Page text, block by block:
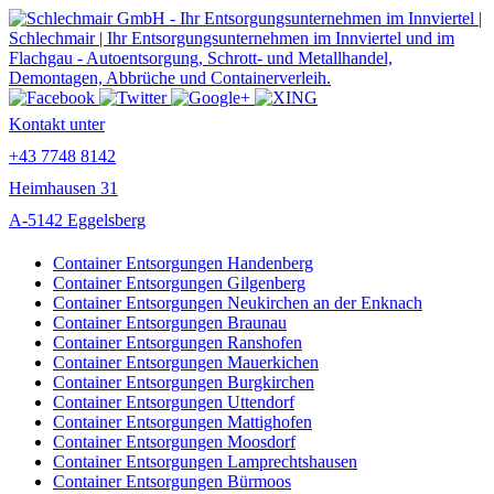
Kontakt unter
+43 7748 8142
Heimhausen 31
A-5142 Eggelsberg
Container Entsorgungen Handenberg
Container Entsorgungen Gilgenberg
Container Entsorgungen Neukirchen an der Enknach
Container Entsorgungen Braunau
Container Entsorgungen Ranshofen
Container Entsorgungen Mauerkichen
Container Entsorgungen Burgkirchen
Container Entsorgungen Uttendorf
Container Entsorgungen Mattighofen
Container Entsorgungen Moosdorf
Container Entsorgungen Lamprechtshausen
Container Entsorgungen Bürmoos